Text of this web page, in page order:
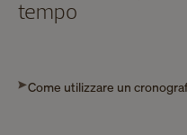
tempo
Come utilizzare un